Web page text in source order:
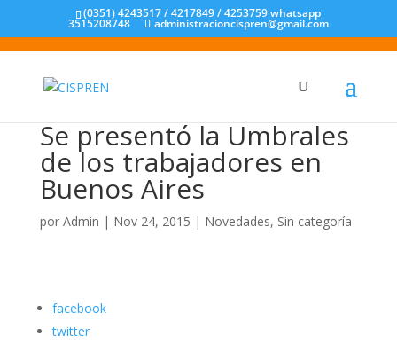
(0351) 4243517 / 4217849 / 4253759 whatsapp
3515208748 administracioncispren@gmail.com
Se presentó la Umbrales
de los trabajadores en
Buenos Aires
por Admin | Nov 24, 2015 | Novedades, Sin categoría
facebook
twitter